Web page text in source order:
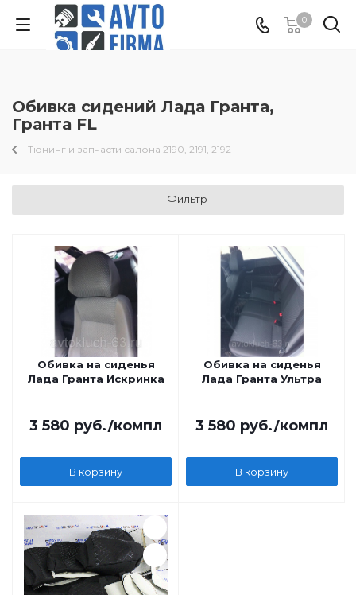
0
Обивка сидений Лада Гранта,
Гранта FL
Тюнинг и запчасти салона 2190, 2191, 2192
Фильтр
Обивка на сиденья
Лада Гранта Искринка
3 580 руб./компл
В корзину
Обивка на сиденья
Лада Гранта Ультра
3 580 руб./компл
В корзину